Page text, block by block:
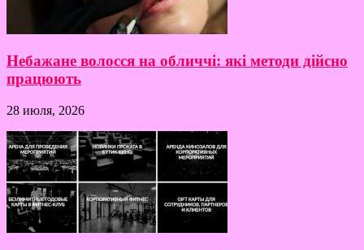
Небажане волосся на обличчі: які методи дійсно
працюють
28 июля, 2026